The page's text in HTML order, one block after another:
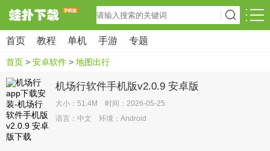
首页 教程 单机 手游 专题
首页 > 安卓软件 > 地图出行
机场行软件手机版v2.0.9 安卓版
大小：51.4M 时间：2026-05-25
语言：中文 环境：Android